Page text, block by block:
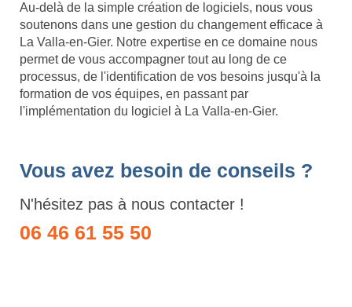
Au-delà de la simple création de logiciels, nous vous
soutenons dans une gestion du changement efficace à
La Valla-en-Gier. Notre expertise en ce domaine nous
permet de vous accompagner tout au long de ce
processus, de l'identification de vos besoins jusqu'à la
formation de vos équipes, en passant par
l'implémentation du logiciel à La Valla-en-Gier.
Vous avez besoin de conseils ?
N'hésitez pas à nous contacter !
06 46 61 55 50